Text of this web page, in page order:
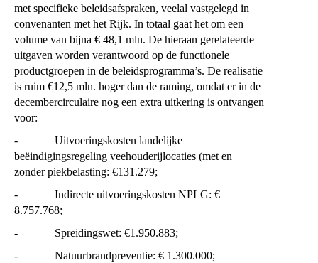
met specifieke beleidsafspraken, veelal vastgelegd in
convenanten met het Rijk. In totaal gaat het om een
volume van bijna € 48,1 mln. De hieraan gerelateerde
uitgaven worden verantwoord op de functionele
productgroepen in de beleidsprogramma’s. De realisatie
is ruim €12,5 mln. hoger dan de raming, omdat er in de
decembercirculaire nog een extra uitkering is ontvangen
voor:
- Uitvoeringskosten landelijke
beëindigingsregeling veehouderijlocaties (met en
zonder piekbelasting: €131.279;
- Indirecte uitvoeringskosten NPLG: €
8.757.768;
- Spreidingswet: €1.950.883;
- Natuurbrandpreventie: € 1.300.000;